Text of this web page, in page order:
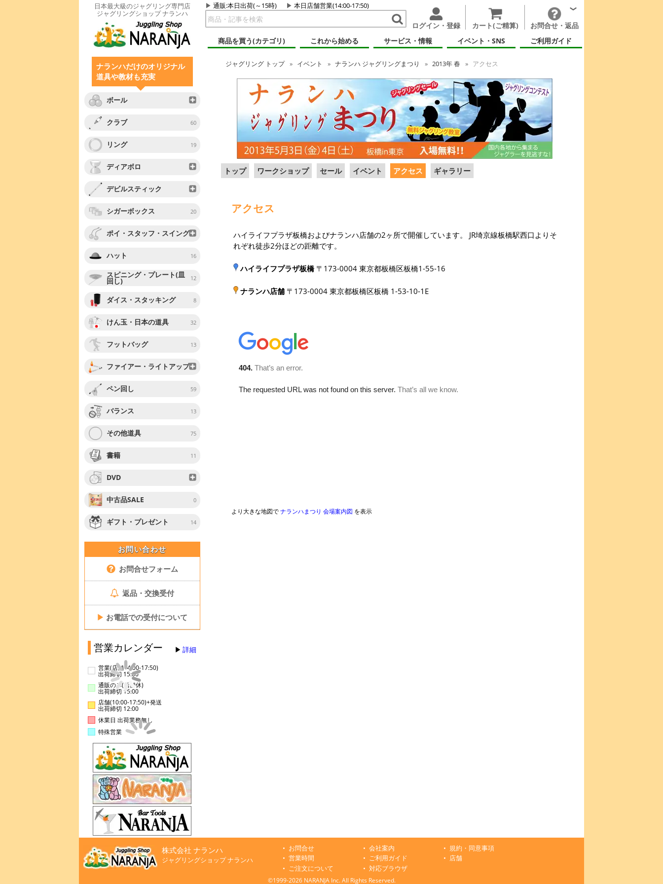
日本最大級のジャグリング専門店
ジャグリングショップ ナランハ
通販:本日出荷(～15時) 本日店舗営業(14:00-17:50)
ログイン・登録 カート(ご精算)
お問合せ・返品
商品を買う(カテゴリ)
これから始める サービス・情報 イベント・SNS ご利用ガイド
ナランハだけのオリジナル
道具や教材も充実
ボール
クラブ 60
リング 19
ディアボロ
デビルスティック
シガーボックス 20
ポイ・スタッフ・スイング
ハット 16
スピニング・プレート(皿
回し) 12
ダイス・スタッキング 8
けん玉・日本の道具 32
フットバッグ 13
ファイアー・ライトアップ
ペン回し 59
バランス 13
その他道具 75
書籍 11
DVD
中古品SALE 0
ギフト・プレゼント 14
お問い合わせ
お問合せフォーム
返品・交換受付
▶ お電話での受付について
営業カレンダー 詳細
営業(店舗14:00-17:50)
出荷締切 15:00
通販のみ(店舗休)
出荷締切 15:00
店舗(10:00-17:50)+発送
出荷締切 12:00
休業日 出荷業務無し
特殊営業
ジャグリングトップ イベント ナランハ ジャグリングまつり 2013年 春 アクセス
トップ ワークショップ セール イベント アクセス ギャラリー
アクセス
ハイライフプラザ板橋およびナランハ店舗の2ヶ所で開催しています。 JR埼京線板橋駅西口よりそ
れぞれ徒歩2分ほどの距離です。
ハイライフプラザ板橋 〒173-0004 東京都板橋区板橋1-55-16
ナランハ店舗 〒173-0004 東京都板橋区板橋 1-53-10-1E
より大きな地図でナランハまつり 会場案内図 を表示
株式会社 ナランハ
ジャグリングショップ ナランハ
お問合せ 会社案内
規約・同意事項
営業時間
ご利用ガイド
店舗
ご注文について
対応ブラウザ
©1999-2026 NARANJA Inc. All Rights Reserved.